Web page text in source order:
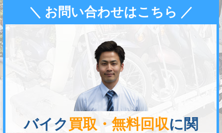
＼ お問い合わせはこちら ／
バイク 買取・無料回収に関